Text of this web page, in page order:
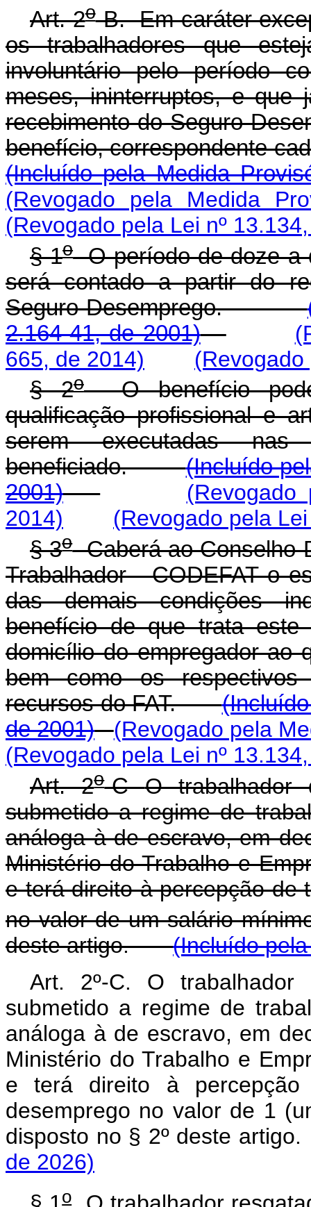
Art. 2o-B. Em caráter
os trabalhadores que
involuntário pelo período
meses, ininterruptos, e que
recebimento do Seguro-
benefício, correspondente
(Incluído pela Medida
(Revogado pela Medida
(Revogado pela Lei nº
§ 1oO período de doze a
será contado a partir do
Seguro-Desemprego.
2.164-41, de 2001)
665, de 2014)
§ 2oO benefício
qualificação profissional e
serem executadas
beneficiado.(Incluído
2001)
2014)
(Revogado pela
§ 3oCaberá ao Conselho
Trabalhador - CODEFAT o
das demais condições
benefício de que trata
domicílio do empregador ao
bem como os respectivos
recursos do FAT.
de 2001)
(Revogado pela
(Revogado pela Lei nº
Art. 2o-CO
submetido a regime de
análoga à de escravo, em
Ministério do Trabalho e
e terá direito à percepção de
no valor de um salário
deste artigo.(Incluído
Art. 2º-C. O
submetido a regime de
análoga à de escravo, em
Ministério do Trabalho e
e terá direito à
desemprego no valor de 1
disposto no § 2º deste
de 2026)
o